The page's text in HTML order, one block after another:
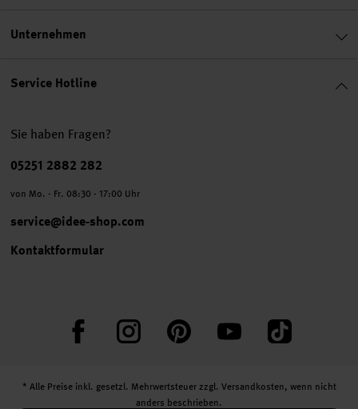
Service Hotline
Sie haben Fragen?
Telefonnummer
05251 2882 282
von Mo. - Fr. 08:30 - 17:00 Uhr
service@idee-shop.com
Kontaktformular
FacebookInstagram PinterestYouTube TikTok
Unternehmen
* Alle Preise inkl. gesetzl. Mehrwertsteuer zzgl. Versandkosten, wenn nicht
anders beschrieben.